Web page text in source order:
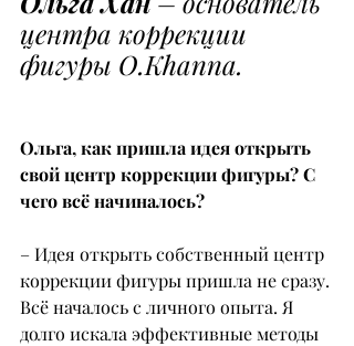
центра коррекции
фигуры O.Khanna.
Ольга, как пришла идея открыть
свой центр коррекции фигуры? С
чего всё начиналось?
– Идея открыть собственный центр
коррекции фигуры пришла не сразу.
Всё началось с личного опыта. Я
долго искала эффективные методы